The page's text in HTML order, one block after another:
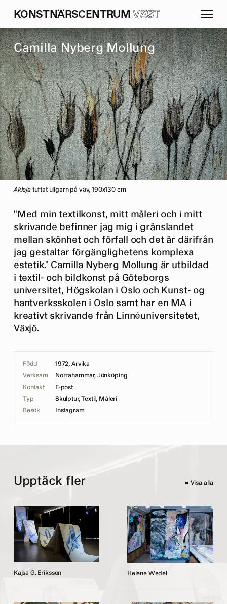
KONSTNÄRSCENTRUM VÄST
Camilla Nyberg Mollung
Aklejatuftat ullgarn på väv, 190x130 cm
"Med min textilkonst, mitt måleri och i mitt
skrivande befinner jag mig i gränslandet
mellan skönhet och förfall och det är därifrån
jag gestaltar förgänglighetens komplexa
estetik." Camilla Nyberg Mollung är utbildad
i textil- och bildkonst på Göteborgs
universitet, Högskolan i Oslo och Kunst- og
hantverksskolen i Oslo samt har en MA i
kreativt skrivande från Linnéuniversitetet,
Växjö.
Född
1972, Arvika
Verksam
Norrahammar, Jönköping
Kontakt
E-post
Typ
Skulptur, Textil, Måleri
Besök
Instagram
Upptäck fler Visa alla
Kajsa G. Eriksson Helene Wedel